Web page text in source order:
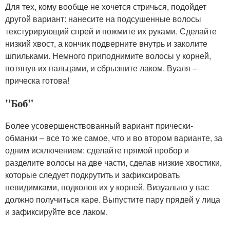
Для тех, кому вообще не хочется стричься, подойдет
другой вариант: нанесите на подсушенные волосы
текстурирующий спрей и пожмите их руками. Сделайте
низкий хвост, а кончик подверните внутрь и заколите
шпильками. Немного приподнимите волосы у корней,
потянув их пальцами, и сбрызните лаком. Вуаля –
прическа готова!
"Боб"
Более усовершенствованный вариант прически-
обманки – все то же самое, что и во втором варианте, за
одним исключением: сделайте прямой пробор и
разделите волосы на две части, сделав низкие хвостики,
которые следует подкрутить и зафиксировать
невидимками, подколов их у корней. Визуально у вас
должно получиться каре. Выпустите пару прядей у лица
и зафиксируйте все лаком.